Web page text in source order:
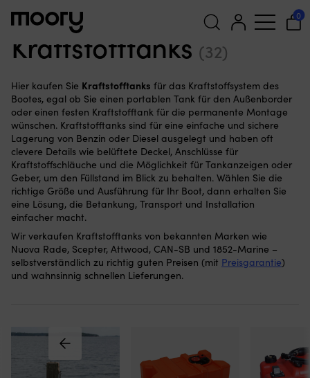
Suchen
0
Kraftstofftanks
Kraftstofftanks (32)
Hier kaufen Sie Kraftstofftanks für das Kraftstoffsystem des
Bootes, egal ob Sie einen portablen Tank für den Außenborder
oder einen festen Kraftstofftank für die permanente Montage
wünschen. Kraftstofftanks sind für eine einfache und sichere
Lagerung von Benzin oder Diesel ausgelegt und haben oft
clevere Details wie belüftete Deckel, Anschlüsse für
Kraftstoffschläuche und die Möglichkeit für Tankanzeigen oder
Geber, um den Füllstand im Blick zu behalten. Wählen Sie die
richtige Größe und Ausführung für Ihr Boot, dann erhalten Sie
eine Lösung, die Betankung, Transport und Installation
einfacher macht.
Wir verkaufen Kraftstofftanks von bekannten Marken wie
Nuova Rade, Scepter, Attwood, CAN-SB und 1852-Marine –
selbstverständlich zu richtig guten Preisen (mit Preisgarantie)
und wahnsinnig schnellen Lieferungen.